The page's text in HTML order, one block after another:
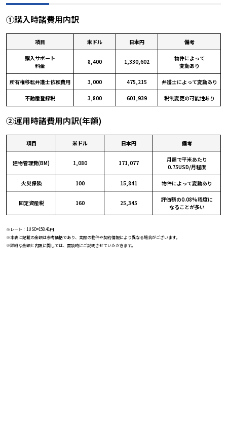
①購入時諸費用内訳
項目 米ドル 日本円 備考
購入サポート
料金
8,400 1,330,602
物件によって
変動あり
所有権移転弁護士依頼費用 3,000 475,215 弁護士によって変動あり
不動産登録税 3,800 601,939 税制変更の可能性あり
②運用時諸費用内訳(年額)
項目 米ドル 日本円 備考
建物管理費(BM) 1,080 171,077
月額で平米あたり
0.75USD/月程度
火災保険 100 15,841 物件によって変動あり
固定資産税 160 25,345
評価額の0.08%程度に
なることが多い
※レート： 1USD=158.41円
※本表に記載の金額は参考価格であり、実際の物件や契約情報により異なる場合がございます。
※詳細な金額と内訳に関しては、面談時にご説明させていただきます。